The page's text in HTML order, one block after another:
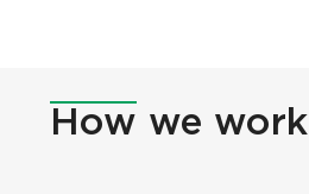
How we work